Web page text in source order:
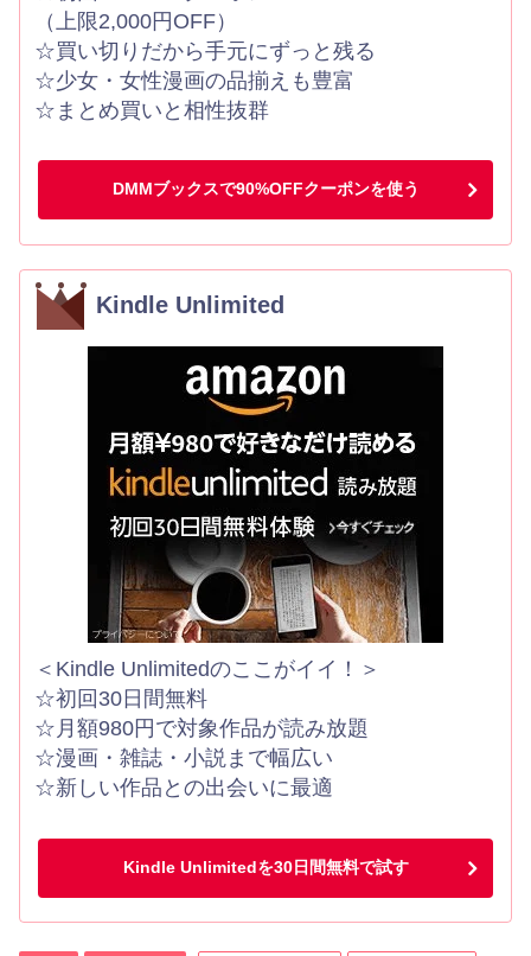
（上限2,000円OFF）
☆買い切りだから手元にずっと残る
☆少女・女性漫画の品揃えも豊富
☆まとめ買いと相性抜群
DMMブックスで90%OFFクーポンを使う
Kindle Unlimited
＜Kindle Unlimitedのここがイイ！＞
☆初回30日間無料
☆月額980円で対象作品が読み放題
☆漫画・雑誌・小説まで幅広い
☆新しい作品との出会いに最適
Kindle Unlimitedを30日間無料で試す